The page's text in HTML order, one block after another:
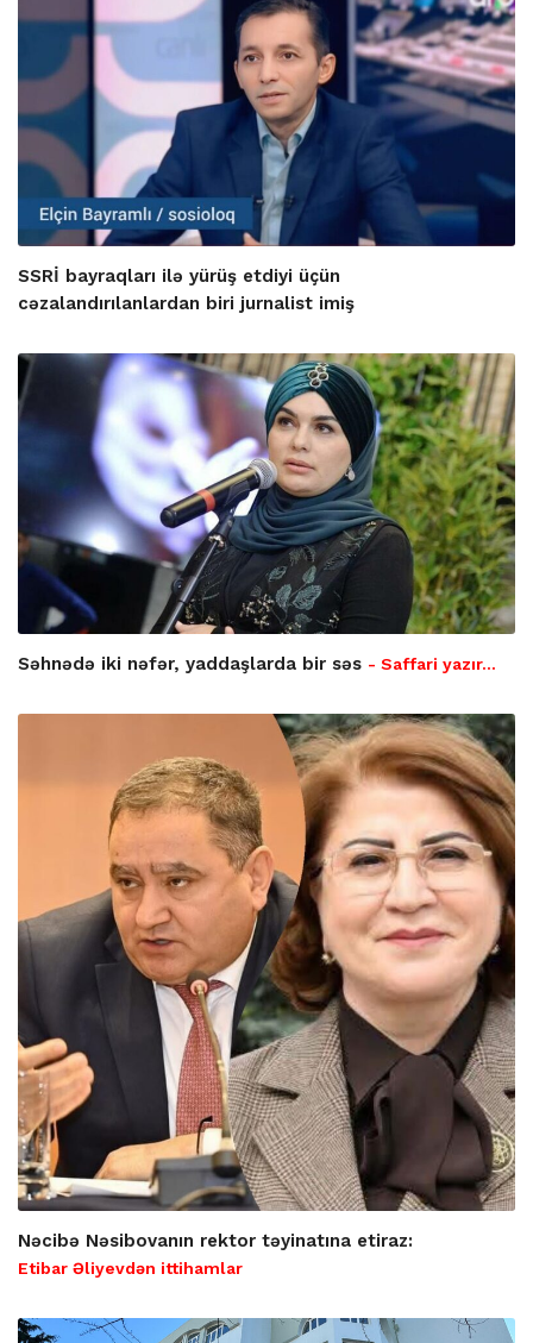
SSRİ bayraqları ilə yürüş etdiyi üçün
cəzalandırılanlardan biri jurnalist imiş
Səhnədə iki nəfər, yaddaşlarda bir səs - Saffari yazır…
Nəcibə Nəsibovanın rektor təyinatına etiraz:
Etibar Əliyevdən ittihamlar